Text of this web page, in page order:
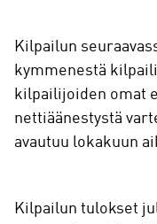
Kilpailun
kymmenestä
kilpailijoiden omat
nettiäänestystä
avautuu lokakuun
Kilpailun tulokset